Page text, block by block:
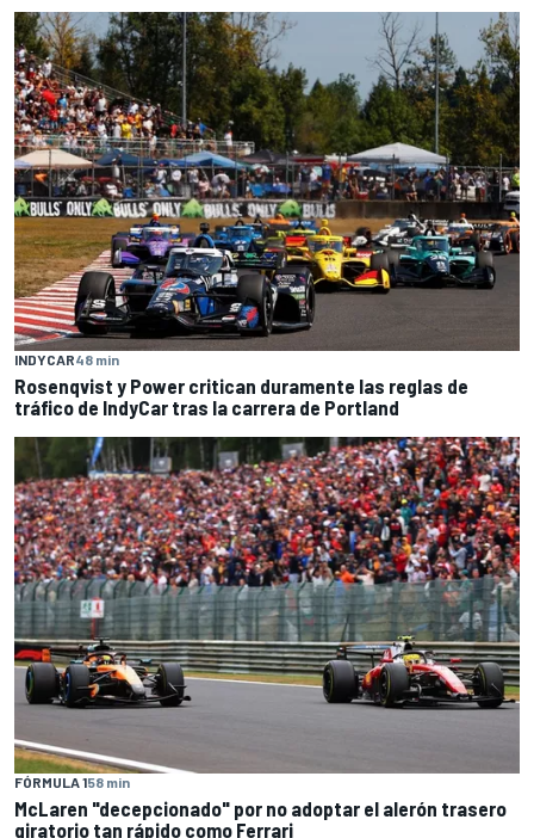
INDYCAR48 min
Rosenqvist y Power critican duramente las reglas de
tráfico de IndyCar tras la carrera de Portland
FÓRMULA 158 min
McLaren "decepcionado" por no adoptar el alerón trasero
giratorio tan rápido como Ferrari